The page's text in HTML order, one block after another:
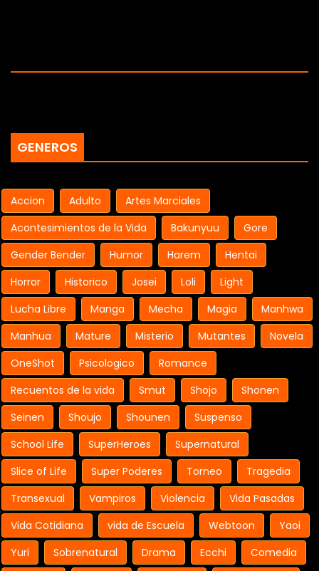
GENEROS
Accion Adulto
Artes Marciales
Acontesimientos de la Vida
Bakunyuu
Gore
Gender Bender
Humor Harem
Hentai
Horror
Historico Josei Loli
Light
Lucha Libre
Manga Mecha Magia
Manhwa
Manhua
Mature Misterio Mutantes
Novela
OneShot
Psicologico
Romance
Recuentos de la vida
Smut Shojo
Shonen
Seinen
Shoujo Shounen
Suspenso
School Life
SuperHeroes
Supernatural
Slice of Life
Super Poderes Torneo
Tragedia
Transexual
Vampiros Violencia
Vida Pasadas
Vida Cotidiana
vida de Escuela Webtoon
Yaoi
Yuri
Sobrenatural Drama Ecchi
Comedia